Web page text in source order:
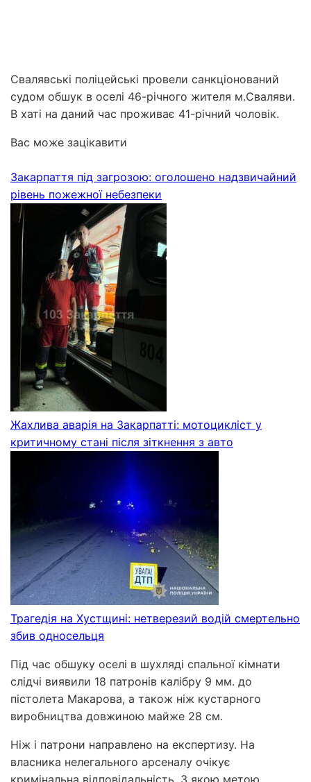
Свалявські поліцейські провели санкціонований
судом обшук в оселі 46-річного жителя м.Сваляви.
В хаті на даний час проживає 41-річний чоловік.
Вас може зацікавити
Закарпаття під загрозою: оголошено надзвичайний
рівень пожежної небезпеки
Жахлива аварія на Закарпатті: мотоцикліст у
критичному стані після зіткнення з авто
Трагедія на Хустщині: нетверезий водій смертельно
збив односельця
Під час обшуку оселі в шухляді спальної кімнати
слідчі виявили 18 патронів калібру 9 мм. до
пістолета Макарова, а також ніж кустарного
виробництва довжиною майже 28 см.
Ніж і патрони направлено на експертизу. На
власника нелегального арсеналу очікує
кримінальна відповідальність. З якою метою